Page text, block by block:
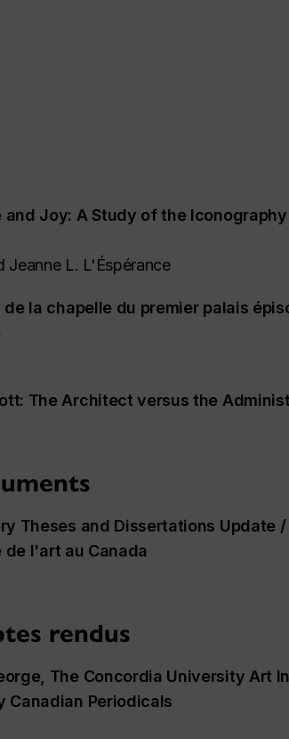
and Joy: A Study of the
Jeanne L. L'Éspérance
la chapelle du premier palais
The Architect versus the
Theses and Dissertations Update
l'art au Canada
rendus
The Concordia University Art
Canadian Periodicals